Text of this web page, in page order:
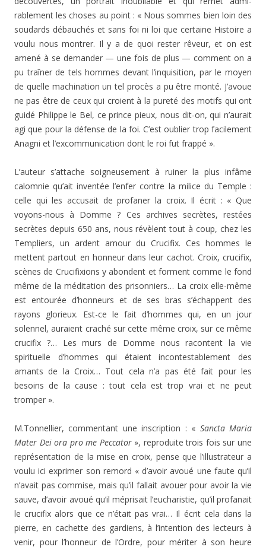
rablement les choses au point : « Nous sommes bien loin des
soudards débauchés et sans foi ni loi que certaine Histoire a
voulu nous montrer. Il y a de quoi rester rêveur, et on est
amené à se demander — une fois de plus — comment on a
pu traîner de tels hommes devant l’inquisition, par le moyen
de quelle machination un tel procès a pu être monté. J’avoue
ne pas être de ceux qui croient à la pureté des motifs qui ont
guidé Philippe le Bel, ce prince pieux, nous dit-on, qui n’aurait
agi que pour la défense de la foi. C’est oublier trop facilement
Anagni et l’excommunication dont le roi fut frappé ».
L’auteur s’attache soigneusement à ruiner la plus infâme
calomnie qu’ait inventée l’enfer contre la milice du Tem­ple :
celle qui les accusait de profaner la croix. Il écrit : « Que
voyons-nous à Domme ? Ces archives secrètes, restées
secrètes depuis 650 ans, nous révèlent tout à coup, chez les
Templiers, un ardent amour du Crucifix. Ces hommes le
mettent partout en honneur dans leur cachot. Croix, crucifix,
scènes de Crucifixions y abondent et forment comme le fond
même de la méditation des prisonniers… La croix elle-même
est entourée d’honneurs et de ses bras s’échappent des
rayons glorieux. Est-ce le fait d’hommes qui, en un jour
solennel, auraient craché sur cette même croix, sur ce même
crucifix ?… Les murs de Domme nous racontent la vie
spirituelle d’hommes qui étaient incontestablement des
amants de la Croix… Tout cela n’a pas été fait pour les
besoins de la cause : tout cela est trop vrai et ne peut
tromper ».
M.Tonnellier, commentant une inscription : « Sancta Maria
Mater Dei ora pro me Peccator», reproduite trois fois sur une
représentation de la mise en croix, pense que l’illustrateur a
voulu ici exprimer son remord « d’avoir avoué une faute qu’il
n’avait pas commise, mais qu’il fallait avouer pour avoir la vie
sauve, d’avoir avoué qu’il méprisait l’eucharistie, qu’il profanait
le crucifix alors que ce n’était pas vrai… Il écrit cela dans la
pierre, en cachette des gardiens, à l’intention des lecteurs à
venir, pour l’honneur de l’Ordre, pour mériter à son heure